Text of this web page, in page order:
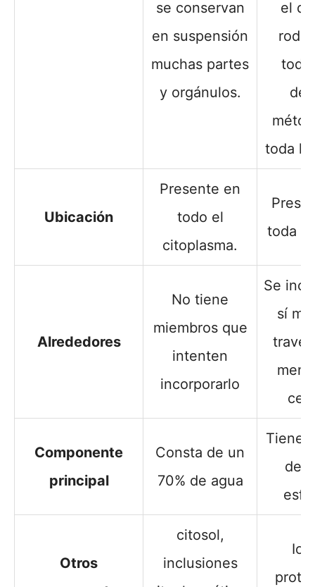
se conservan
en suspensión
muchas partes
y orgánulos.
el
toda la
Ubicación
Presente en
todo el
citoplasma.
toda
Alrededores
No tiene
miembros que
intenten
incorporarlo
Se
sí
Componente
principal
Consta de un
70% de agua
Tiene
de
Otros
citosol,
inclusiones